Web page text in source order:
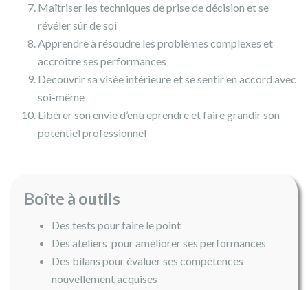
Maîtriser les techniques de prise de décision et se
révéler sûr de soi
Apprendre à résoudre les problèmes complexes et
accroître ses performances
Découvrir sa visée intérieure et se sentir en accord avec
soi-même
Libérer son envie d’entreprendre et faire grandir son
potentiel professionnel
Boîte à outils
Des tests pour faire le point
Des ateliers pour améliorer ses performances
Des bilans pour évaluer ses compétences
nouvellement acquises